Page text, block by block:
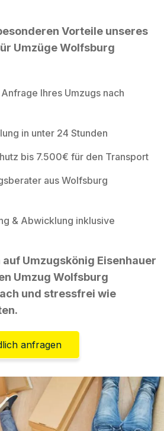
Vorteile unseres
Umzüge Wolfsburg
Ihres Umzugs nach
in unter 24 Stunden
bis 7.500€ für den Transport
aus Wolfsburg
& Abwicklung inklusive
Umzugskönig Eisenhauer
Umzug Wolfsburg
und stressfrei wie
anfragen